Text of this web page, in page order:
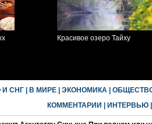
Красивое озеро Тайху
И СНГ| В МИРЕ| ЭКОНОМИКА|
КОММЕНТАРИИ
ИНТЕРВЬЮ